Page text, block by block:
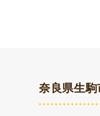
奈良県生